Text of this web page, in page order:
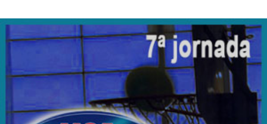
LIGA BETCLIC MASCULINA
LIGA BETCLIC FEMININA